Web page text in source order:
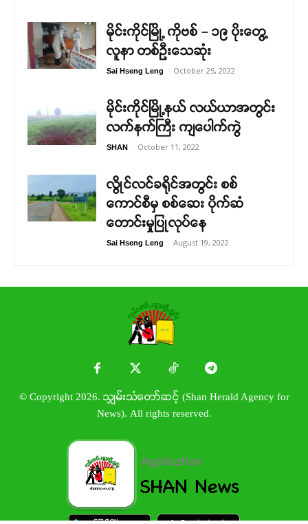
မိုင်းကိုင်မြို့ ကိုဗစ် – ၁၉ ပိုးတွေ့
လူနာ တစ်ဦးသေဆုံး
Sai Hseng Leng - October 25, 2022
မိုင်းကိုင်မြို့နယ် လယ်ယာအတွင်း
လက်နက်ကြီး ကျပေါက်ကွဲ
SHAN - October 11, 2022
လွိုင်လင်ခရိုင်အတွင်း စစ်
ကောင်စီမှ စစ်ဆေး ပိုက်ဆံ
တောင်းမှုပြုလုပ်နေ
Sai Hseng Leng - August 19, 2022
© Copyright 2026. သျှမ်းသံတော်ဆင့် (Shan Herald Agency for
News). All rights reserved.